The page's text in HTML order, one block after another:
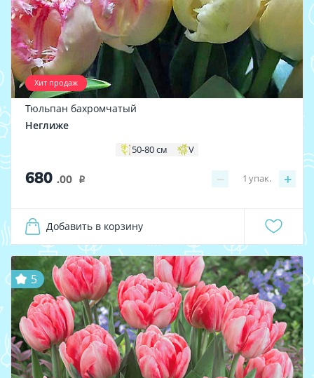
Хит продаж
Тюльпан бахромчатый
Неглиже
50-80 см V
680 .00 i − +
1 упак.
Добавить в корзину
5